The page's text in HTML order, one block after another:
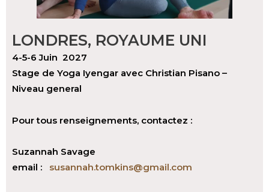
LONDRES, ROYAUME UNI
4-5-6 Juin 2027
Stage de Yoga Iyengar avec Christian Pisano –
Niveau general
Pour tous renseignements, contactez :
Suzannah Savage
email :
susannah.tomkins@gmail.com